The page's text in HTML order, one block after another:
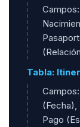
Tabla:
(Fecha),
Pago